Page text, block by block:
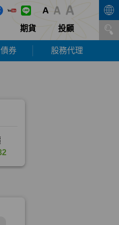
期貨 投顧
債券 股務代理